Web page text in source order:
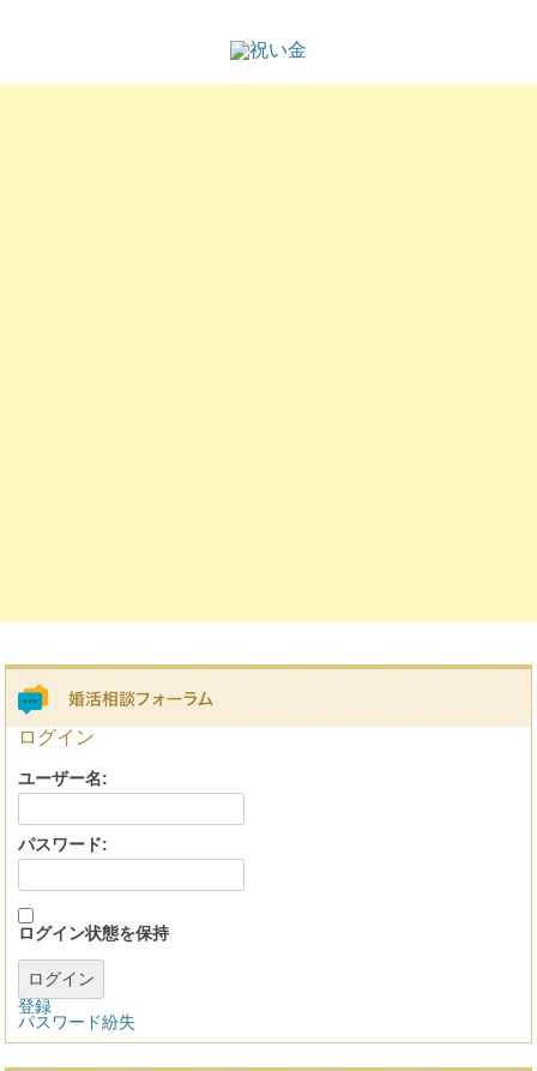
ログイン
ユーザー名:
パスワード:
ログイン状態を保持
ログイン
登録
パスワード紛失